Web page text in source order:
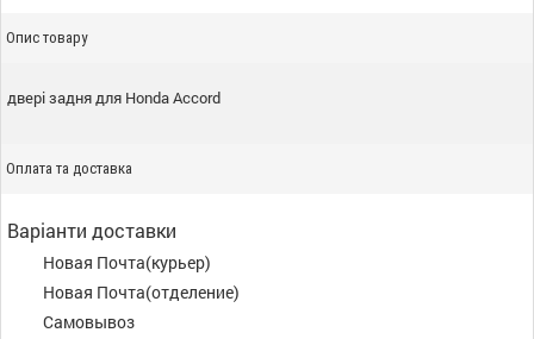
Опис товару
двері задня для Honda Accord
Оплата та доставка
Варіанти доставки
Новая Почта(курьер)
Новая Почта(отделение)
Самовывоз